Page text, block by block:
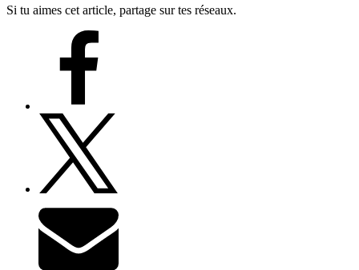
Si tu aimes cet article, partage sur tes réseaux.